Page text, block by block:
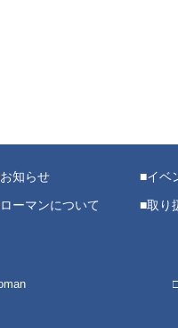
お知らせ イベ
ローマンについて
取り